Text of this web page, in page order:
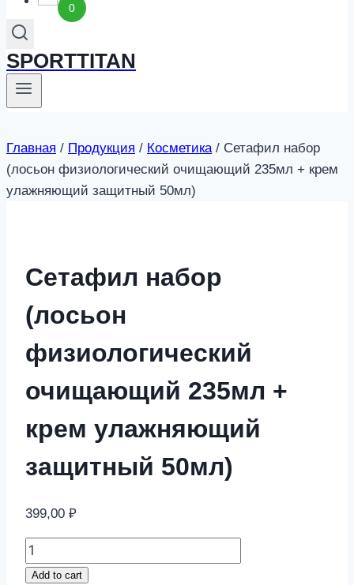
0
SPORTTITAN
Главная / Продукция / Косметика / Сетафил набор
(лосьон физиологический очищающий 235мл + крем
улажняющий защитный 50мл)
Сетафил набор
(лосьон
физиологический
очищающий 235мл +
крем улажняющий
защитный 50мл)
399,00 ₽
Сетафил
набор
Add to cart